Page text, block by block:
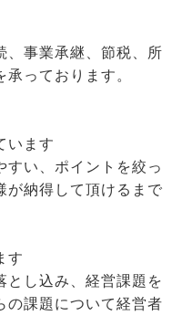
、事業承継、節税、所
っております。
います
すい、ポイントを絞っ
が納得して頂けるまで
す
とし込み、経営課題を
の課題について経営者